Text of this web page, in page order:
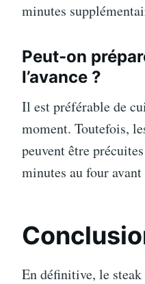
minutes
Peut-on
l’avance ?
Il est préférable de
moment. Toutefois,
peuvent être
minutes au four
En définitive, le steak